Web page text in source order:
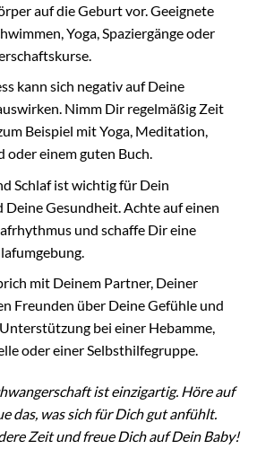
auf die Geburt vor. Geeignete
Yoga, Spaziergänge oder
kann sich negativ auf Deine
Nimm Dir regelmäßig Zeit
Beispiel mit Yoga, Meditation,
oder einem guten Buch.
Schlaf ist wichtig für Dein
Gesundheit. Achte auf einen
und schaffe Dir eine
mit Deinem Partner, Deiner
Freunden über Deine Gefühle und
bei einer Hebamme,
oder einer Selbsthilfegruppe.
ist einzigartig. Höre auf
das, was sich für Dich gut anfühlt.
Zeit und freue Dich auf Dein Baby!